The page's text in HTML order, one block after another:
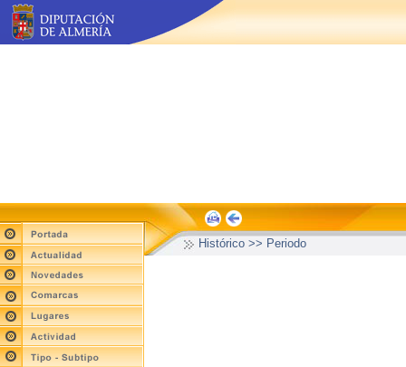
Histórico >> Periodo